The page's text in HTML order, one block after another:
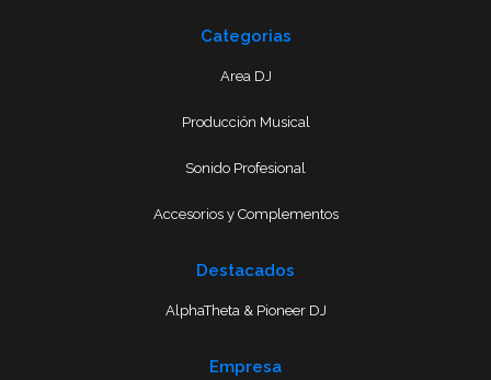
Categorias
Area DJ
Producción Musical
Sonido Profesional
Accesorios y Complementos
Destacados
AlphaTheta & Pioneer DJ
Empresa